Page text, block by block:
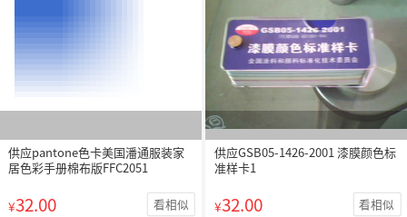
供应pantone色卡美国潘通服装家
居色彩手册棉布版FFC2051
¥32.00 看相似
供应GSB05-1426-2001 漆膜颜色标
准样卡1
¥32.00 看相似